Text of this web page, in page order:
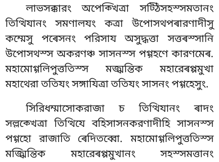
লাভসক্কারং অপেক্খিত্ৰা সট্ঠিসহস্সমতানং
তিত্থিযানং সমণালযং কত্ৰা উপোসথপৰারণাদীসু
কম্মেসু পৰেসনং পরিসায অসুদ্ধত্তা সত্তৰস্সানি
উপোসথস্স অকরণঞ্চ সাসনস্স পগ্গহণে কারণমেৰ.
মহামোগ্গলিপুত্ততিস্স মজ্ঝন্তিক মহারেৰপ্পমুখা
মহাথেরা ততিযং সঙ্গাযিত্ৰা ততিযং সাসনং পগ্গহেসুং.
সিরিধম্মাসোকরাজা চ তিত্থিযানং ৰাদং
সল্লক্খেত্ৰা তিত্থিযে বহিসাসনকরণাদীহি সাসনস্স
পগ্গহো রাজাতি ৰেদিতব্বো. মহামোগ্গলিপুত্ততিস্স
মজ্ঝিন্তিক মহারেৰপ্পমুখানং সহস্সমত্তানং